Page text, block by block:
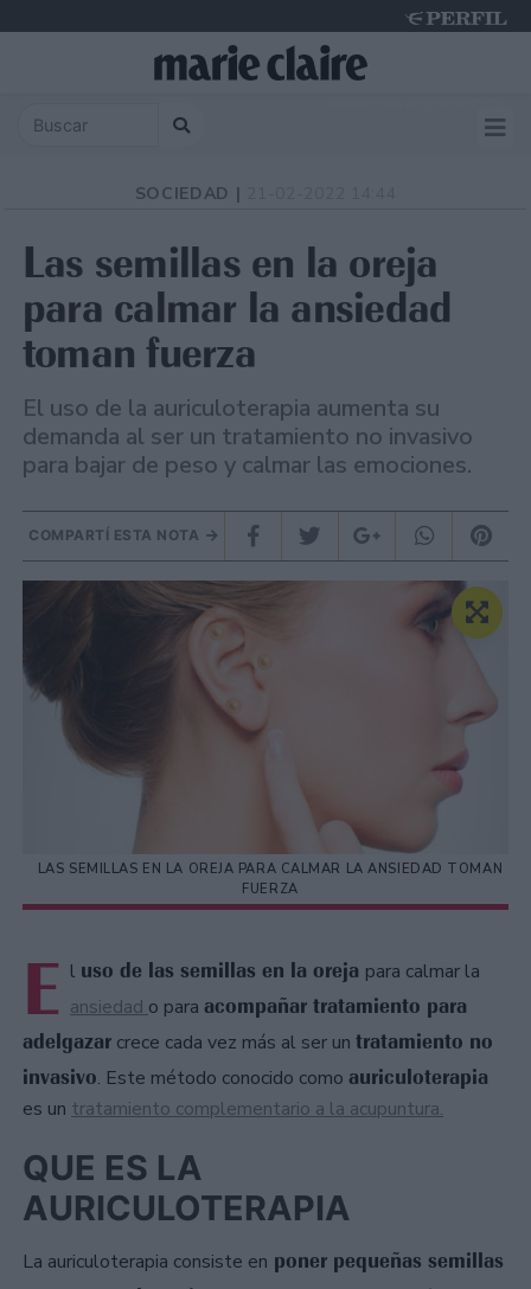
SOCIEDAD |
Las semillas en la oreja
para calmar la ansiedad
toman fuerza
El uso de la auriculoterapia aumenta su
demanda al ser un tratamiento no invasivo
para bajar de peso y calmar las emociones.
COMPARTÍ ESTA NOTA
LAS SEMILLAS EN LA OREJA PARA CALMAR LA ANSIEDAD TOMAN
FUERZA
E l uso de las semillas en la oreja para calmar la
ansiedad o para acompañar tratamiento para
adelgazar crece cada vez más al ser un tratamiento no
invasivo. Este método conocido como auriculoterapia
es un tratamiento complementario a la acupuntura.
QUE ES LA
AURICULOTERAPIA
La auriculoterapia consiste en poner pequeñas semillas